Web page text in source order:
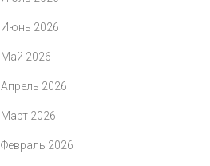
Июнь 2026
Май 2026
Апрель 2026
Март 2026
Февраль 2026